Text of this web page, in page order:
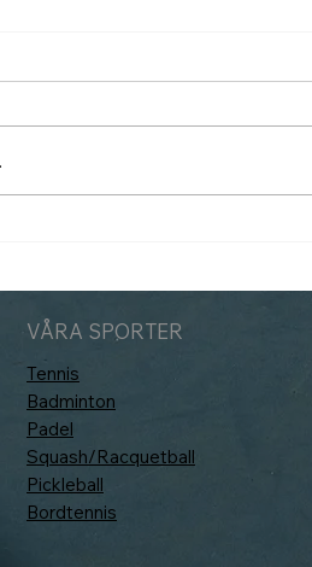
VÅRA SPORTER
Tennis
Badminton
Padel
Squash/Racquetball
Pickleball
Bordtennis